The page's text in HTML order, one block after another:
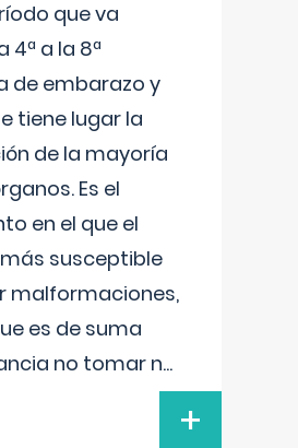
que va
4ª a la 8ª
de embarazo y
tiene lugar la
de la mayoría
Es el
en el que el
susceptible
malformaciones,
es de suma
no tomar n...
+